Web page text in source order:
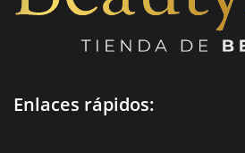
Enlaces rápidos: